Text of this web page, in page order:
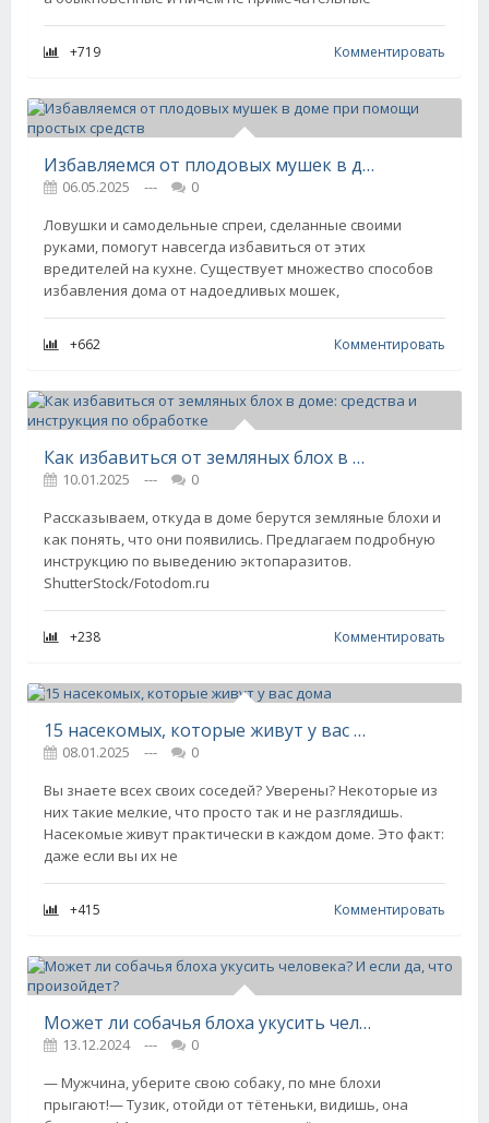
+719 Комментировать
Избавляемся от плодовых мушек в доме при помощи простых средств
06.05.2025 ---
0
Ловушки и самодельные спреи, сделанные своими
руками, помогут навсегда избавиться от этих
вредителей на кухне. Существует множество способов
избавления дома от надоедливых мошек,
+662 Комментировать
Как избавиться от земляных блох в доме: средства и инструкция по обработке
10.01.2025 ---
0
Рассказываем, откуда в доме берутся земляные блохи и
как понять, что они появились. Предлагаем подробную
инструкцию по выведению эктопаразитов.
ShutterStock/Fotodom.ru
+238 Комментировать
15 насекомых, которые живут у вас дома
08.01.2025 ---
0
Вы знаете всех своих соседей? Уверены? Некоторые из
них такие мелкие, что просто так и не разглядишь.
Насекомые живут практически в каждом доме. Это факт:
даже если вы их не
+415 Комментировать
Может ли собачья блоха укусить человека? И если да, что произойдет?
13.12.2024 ---
0
— Мужчина, уберите свою собаку, по мне блохи
прыгают!— Тузик, отойди от тётеньки, видишь, она